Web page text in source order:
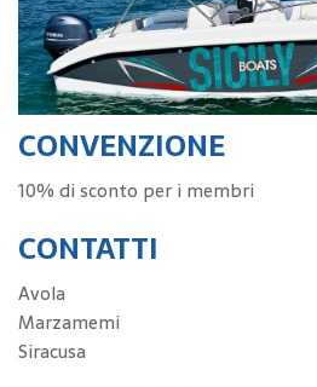
CONVENZIONE
10% di sconto per i membri
CONTATTI
Avola
Marzamemi
Siracusa